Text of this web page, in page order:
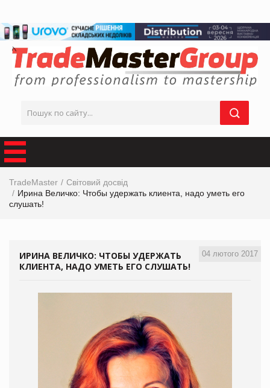
TradeMaster
Світовий досвід
Ирина Величко: Чтобы удержать клиента, надо уметь его
слушать!
04 лютого 2017
ИРИНА ВЕЛИЧКО: ЧТОБЫ УДЕРЖАТЬ
КЛИЕНТА, НАДО УМЕТЬ ЕГО СЛУШАТЬ!